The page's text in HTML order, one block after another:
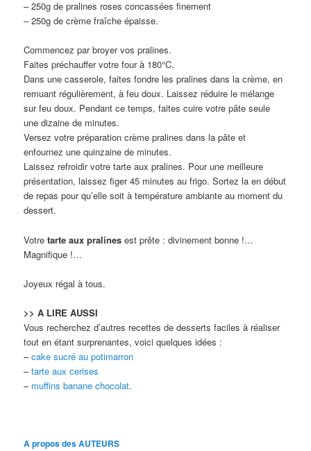
– 250g de pralines roses concassées finement
– 250g de crème fraîche épaisse.
Commencez par broyer vos pralines.
Faites préchauffer votre four à 180°C.
Dans une casserole, faites fondre les pralines dans la crème, en
remuant régulièrement, à feu doux. Laissez réduire le mélange
sur feu doux. Pendant ce temps, faites cuire votre pâte seule
une dizaine de minutes.
Versez votre préparation crème pralines dans la pâte et
enfournez une quinzaine de minutes.
Laissez refroidir votre tarte aux pralines. Pour une meilleure
présentation, laissez figer 45 minutes au frigo. Sortez la en début
de repas pour qu’elle soit à température ambiante au moment du
dessert.
Votretarte aux pralines est prête : divinement bonne !…
Magnifique !…
Joyeux régal à tous.
>> A LIRE AUSSI
Vous recherchez d’autres recettes de desserts faciles à réaliser
tout en étant surprenantes, voici quelques idées :
–cake sucré au potimarron
–tarte aux cerises
– muffins banane chocolat.
A propos des AUTEURS